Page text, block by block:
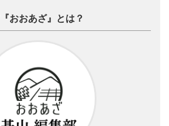
おおあざ』とは？